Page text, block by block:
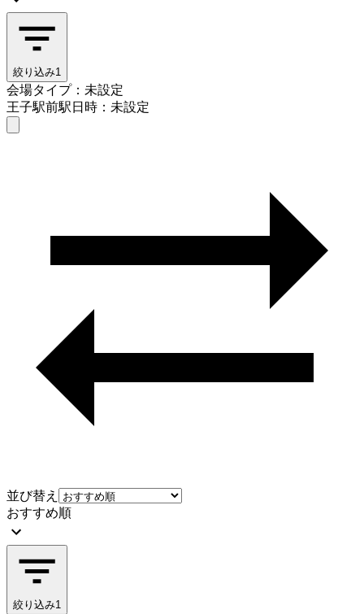
絞り込み1
会場タイプ：未設定
王子駅前駅日時：未設定
並び替え
おすすめ順
絞り込み1